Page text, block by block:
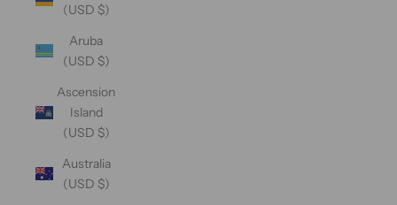
(USD $)
Aruba
(USD $)
Ascension
Island
(USD $)
Australia
(USD $)